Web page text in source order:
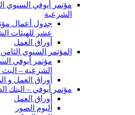
مؤتمر أيوفي السنوي
الشرعية
جدول أعمال
عشر للهيئات
أوراق العمل
المؤتمر السنوي
مؤتمر أيوفي
الشرعية – البث
أوراق العمل و
مؤتمر أيوفي – البنك
أوراق العمل
ألبوم الصور